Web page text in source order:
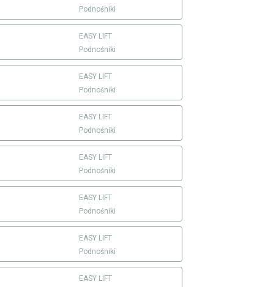
Podnośniki
EASY LIFT
Podnośniki
EASY LIFT
Podnośniki
EASY LIFT
Podnośniki
EASY LIFT
Podnośniki
EASY LIFT
Podnośniki
EASY LIFT
Podnośniki
EASY LIFT